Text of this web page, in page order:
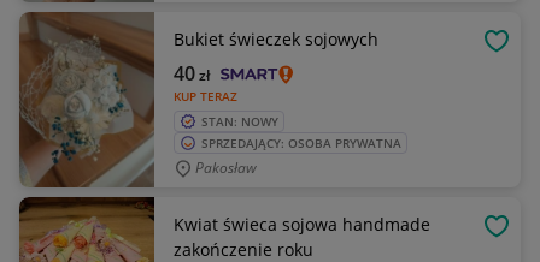
Bukiet świeczek sojowych
KUP TERAZ
40zł
STAN: NOWY
SPRZEDAJĄCY: OSOBA PRYWATNA
Pakosław
Kwiat świeca sojowa handmade
zakończenie roku